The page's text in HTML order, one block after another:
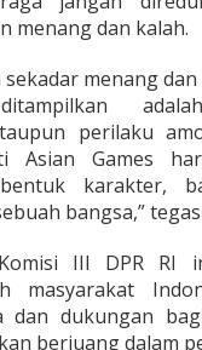
menang dan kalah.
sekadar menang
perilaku
Asian Games
karakter,
bangsa,”
III DPR RI
masyarakat
dan dukungan
berjuang dalam